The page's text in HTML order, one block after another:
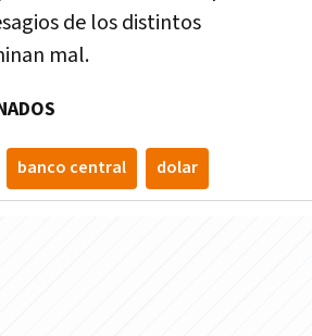
de los distintos
mal.
banco central dolar